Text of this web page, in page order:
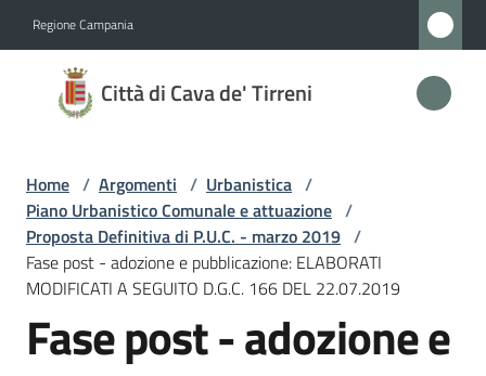
Regione Campania
Città di Cava de' Tirreni
Città
di
de'
Tirreni
Amministrazione
Novità
Home / Argomenti / Urbanistica /
Piano Urbanistico Comunale e attuazione /
Proposta Definitiva di P.U.C. - marzo 2019 /
Fase post - adozione e pubblicazione: ELABORATI
MODIFICATI A SEGUITO D.G.C. 166 DEL 22.07.2019
Fase post - adozione e